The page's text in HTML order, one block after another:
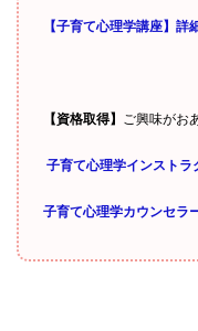
【子育て心理学講座】詳
【資格取得】 ご興味がお
子育て心理学インストラ
子育て心理学カウンセラ